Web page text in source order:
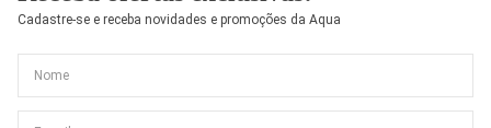
Cadastre-se e receba novidades e promoções da Aqua